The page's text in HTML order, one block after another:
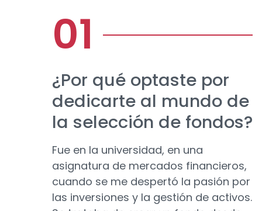
¿Por qué optaste por
dedicarte al mundo de
la selección de fondos?
Fue en la universidad, en una
asignatura de mercados financieros,
cuando se me despertó la pasión por
las inversiones y la gestión de activos.